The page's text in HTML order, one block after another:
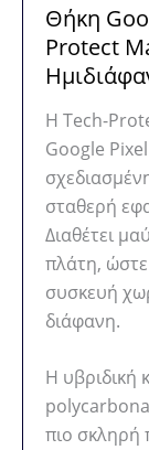
Θήκη
Protect
Η Tech-
Google
σταθερή
Διαθέτει
πλάτη, ώστε
συσκευή
διάφανη.
Η υβριδική
πιο σκληρή